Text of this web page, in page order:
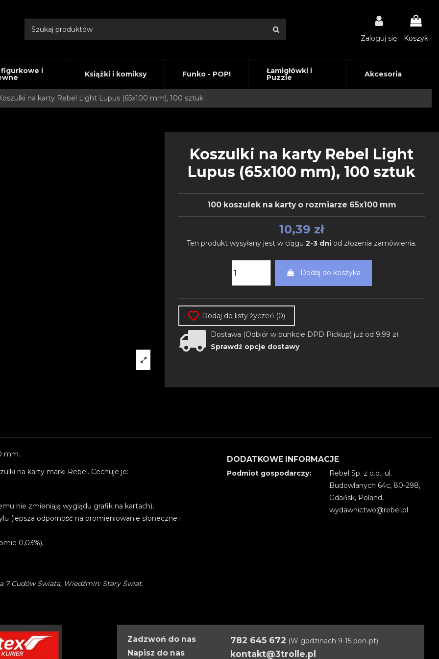
Zaloguj się Koszyk
figurkowe i Książki i komiksy Funko - POP! Łamigłówki i
Puzzle Akcesoria
na karty Rebel Light Lupus (65x100 mm), 100 sztuk
Koszulki na karty Rebel Light
Lupus (65x100 mm), 100 sztuk
100 koszulek na karty o rozmiarze 65x100 mm
10,39 zł
Ten produkt wysyłany jest w ciągu2-3 dni od złożenia zamówienia.
Dodaj do koszyka
Dodaj do listy życzeń (0)
Dostawa (Odbiór w punkcie DPD Pickup) już od 9,99 zł.
Sprawdź opcje dostawy
mm.
na karty marki Rebel. Cechuje je:
nie zmieniają wyglądu grafik na kartach),
(lepsza odporność na promieniowanie słoneczne i
0,03%),
7 Cudów Świata, Wiedźmin: Stary Świat.
DODATKOWE INFORMACJE
Podmiot gospodarczy:
Rebel Sp. z o.o., ul.
Budowlanych 64c, 80-298,
Gdańsk, Poland,
wydawnictwo@rebel.pl
Zadzwoń do nas 782 645 672 (W godzinach 9-15 pon-pt)
Napisz do nas kontakt@3trolle.pl